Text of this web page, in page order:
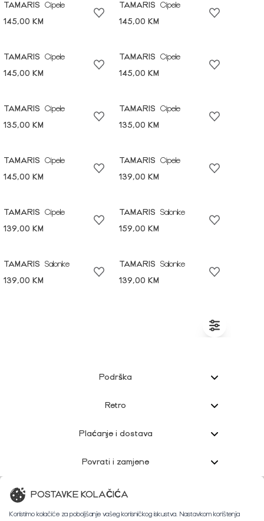
TAMARIS
Cipele
145,00 KM
TAMARIS
Cipele
145,00 KM
TAMARIS
Cipele
145,00 KM
TAMARIS
Cipele
145,00 KM
TAMARIS
Cipele
135,00 KM
TAMARIS
Cipele
135,00 KM
TAMARIS
Cipele
145,00 KM
TAMARIS
Cipele
139,00 KM
TAMARIS
Cipele
139,00 KM
TAMARIS
Salonke
159,00 KM
TAMARIS
Salonke
139,00 KM
TAMARIS
Salonke
139,00 KM
Podrška
Retro
Plaćanje i dostava
Povrati i zamjene
Korisnička podrška
POSTAVKE KOLAČIĆA
Koristimo kolačiće za poboljšanje vašeg korisničkog iskustva. Nastavkom korištenja